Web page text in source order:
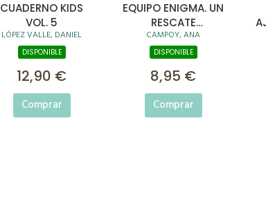
CUADERNO KIDS
VOL. 5
LÓPEZ VALLE, DANIEL
DISPONIBLE
12,90 €
Comprar
EQUIPO ENIGMA. UN
RESCATE
FARAÓNICO
CAMPOY, ANA
DISPONIBLE
8,95 €
Comprar